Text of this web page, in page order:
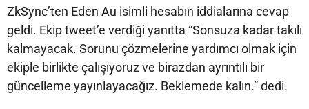
ZkSync’ten Eden Au isimli hesabın iddialarına cevap
geldi. Ekip tweet’e verdiği yanıtta “Sonsuza kadar takılı
kalmayacak. Sorunu çözmelerine yardımcı olmak için
ekiple birlikte çalışıyoruz ve birazdan ayrıntılı bir
güncelleme yayınlayacağız. Beklemede kalın.” dedi.